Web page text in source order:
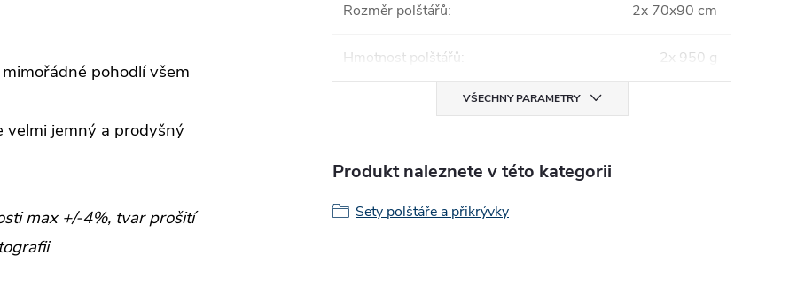
pohodlí všem
velmi jemný a prodyšný
max +/-4%, tvar prošití
Rozměr polštářů: 2x 70x90 cm
Hmotnost polštářů: 2x 950 g
VŠECHNY PARAMETRY
Produkt naleznete v této kategorii
Sety polštáře a přikrývky